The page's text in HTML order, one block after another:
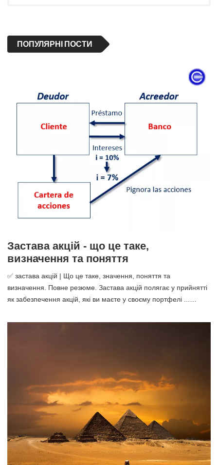
ПОПУЛЯРНІ ПОСТИ
Застава акцій - що це таке,
визначення та поняття
✅ застава акцій | Що це таке, значення, поняття та
визначення. Повне резюме. Застава акцій полягає у прийнятті
як забезпечення акцій, які ви маєте у своєму портфелі ...…